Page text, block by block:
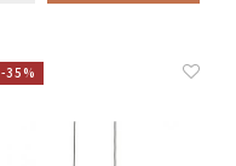
-35%